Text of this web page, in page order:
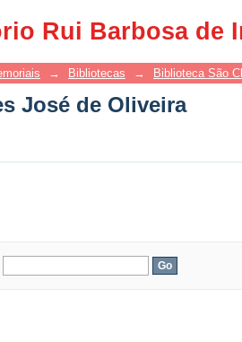
Rui Barbosa de
José de Oliveira
→ Bibliotecas → Biblioteca São
José de Oliveira